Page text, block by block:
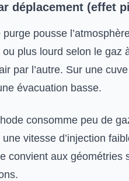
déplacement (effet
purge pousse
ou plus lourd selon le gaz
par l’autre. Sur une
évacuation basse.
consomme peu de
vitesse d’injection
convient aux géométries